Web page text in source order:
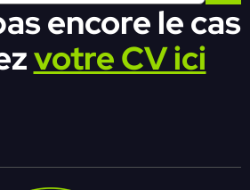
encore le cas
votre CV ici